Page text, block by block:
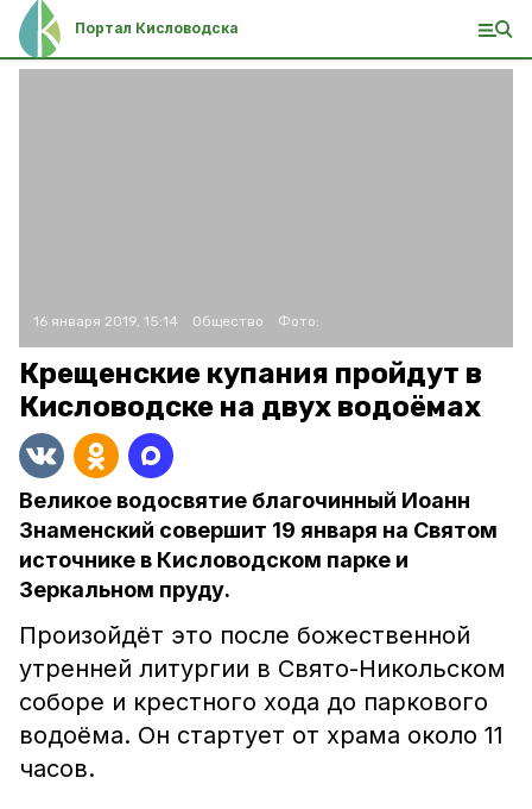
Портал Кисловодска
16 января 2019, 15:14 Общество Фото:
Крещенские купания пройдут в
Кисловодске на двух водоёмах
Великое водосвятие благочинный Иоанн
Знаменский совершит 19 января на Святом
источнике в Кисловодском парке и
Зеркальном пруду.
Произойдёт это после божественной
утренней литургии в Свято-Никольском
соборе и крестного хода до паркового
водоёма. Он стартует от храма около 11
часов.